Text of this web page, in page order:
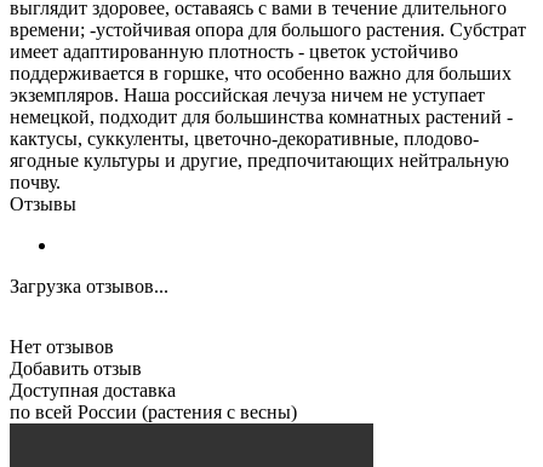
выглядит здоровее, оставаясь с вами в течение длительного
времени; -устойчивая опора для большого растения. Субстрат
имеет адаптированную плотность - цветок устойчиво
поддерживается в горшке, что особенно важно для больших
экземпляров. Наша российская лечуза ничем не уступает
немецкой, подходит для большинства комнатных растений -
кактусы, суккуленты, цветочно-декоративные, плодово-
ягодные культуры и другие, предпочитающих нейтральную
почву.
Отзывы
Загрузка отзывов...
Нет отзывов
Добавить отзыв
Доступная доставка
по всей России (растения с весны)